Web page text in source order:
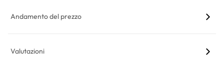
Andamento del prezzo
Valutazioni